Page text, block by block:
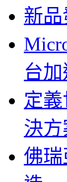
新
台
定
決方
佛瑞